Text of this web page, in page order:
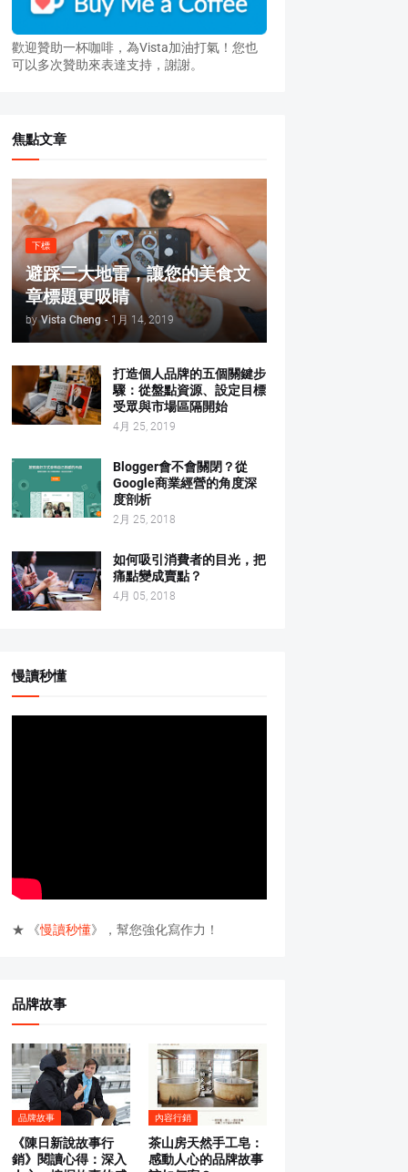
歡迎贊助一杯咖啡，為Vista加油打氣！您也
可以多次贊助來表達支持，謝謝。
焦點文章
下標
避踩三大地雷，讓您的美食文
章標題更吸睛
by Vista Cheng - 1月 14, 2019
打造個人品牌的五個關鍵步
驟：從盤點資源、設定目標
受眾與市場區隔開始
4月 25, 2019
Blogger會不會關閉？從
Google商業經營的角度深
度剖析
2月 25, 2018
如何吸引消費者的目光，把
痛點變成賣點？
4月 05, 2018
慢讀秒懂
★ 《慢讀秒懂》，幫您強化寫作力！
品牌故事
品牌故事
《陳日新說故事行
銷》閱讀心得：深入
內容行銷
茶山房天然手工皂：
感動人心的品牌故事